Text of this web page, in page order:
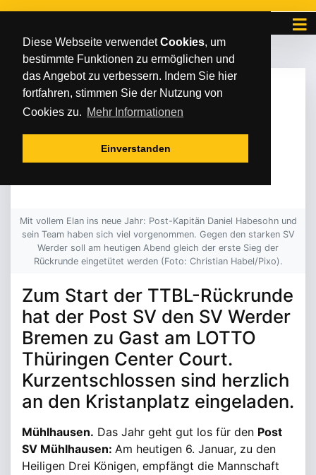
Diese Webseite verwendetCookies, um
bestimmte Funktionen zu ermöglichen und
das Angebot zu verbessern. Indem Sie hier
fortfahren, stimmen Sie der Nutzung von
Cookies zu. Mehr Informationen
Einverstanden
MONTAG 06 Januar 2025
TICKETS AN DER
ABENDKASSE
VERFÜGBAR
Mit vollem Elan ins neue Jahr: Post-Kapitän Daniel Habesohn und
sein Team haben sich viel vorgenommen. Gegen den starken SV
Werder soll am heutigen Abend gleich der erste Sieg der
Rückrunde eingetütet werden (Foto: Christian Habel/Pixo).
Zum Start der TTBL-Rückrunde
hat der Post SV den SV Werder
Bremen zu Gast am LOTTO
Thüringen Center Court.
Kurzentschlossen sind herzlich
an den Kristanplatz eingeladen.
Mühlhausen. Das Jahr geht gut los für den Post
SV Mühlhausen: Am heutigen 6. Januar, zu den
Heiligen Drei Königen, empfängt die Mannschaft